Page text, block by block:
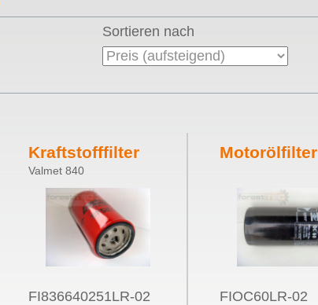
Sortieren nach
Kraftstofffilter
LRP
Valmet 840
FI836640251LR-02
Motorölfilter
Knecht LRP
FIOC60LR-02